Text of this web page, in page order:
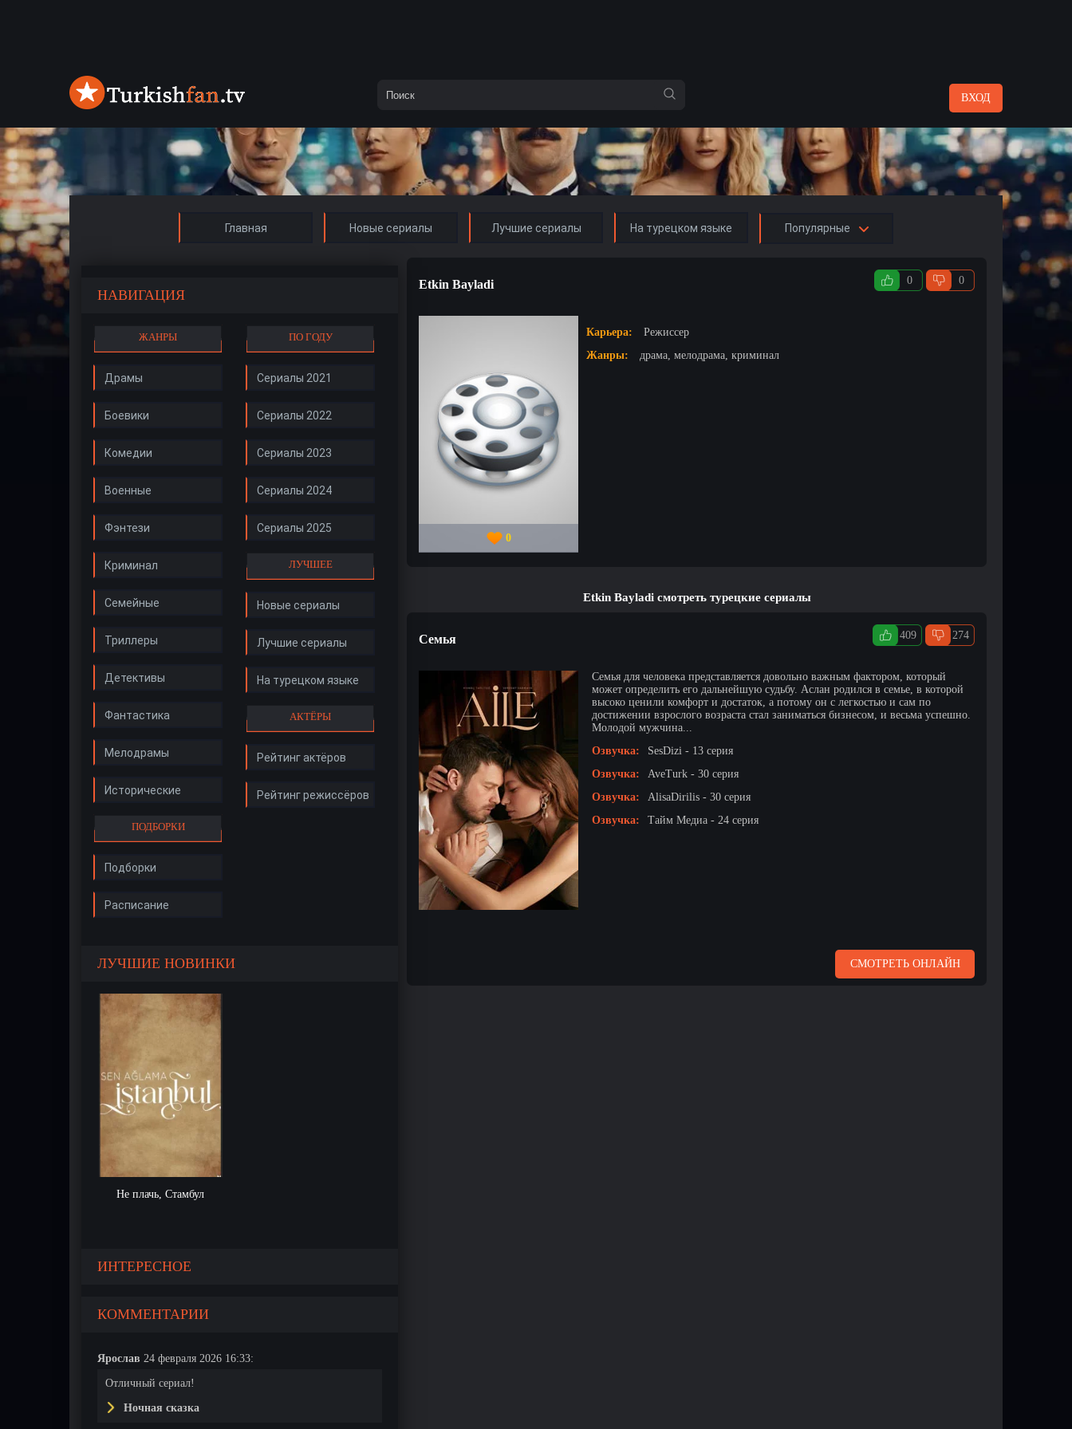
ВХОД
Главная Новые сериалы Лучшие сериалы На турецком языке Популярные
НАВИГАЦИЯ
ЖАНРЫ
Драмы
Боевики
Комедии
Военные
Фэнтези
Криминал
Семейные
Триллеры
Детективы
Фантастика
Мелодрамы
Исторические
ПОДБОРКИ
Подборки
Расписание
ПО ГОДУ
Сериалы 2021
Сериалы 2022
Сериалы 2023
Сериалы 2024
Сериалы 2025
ЛУЧШЕЕ
Новые сериалы
Лучшие сериалы
На турецком языке
АКТЁРЫ
Рейтинг актёров
Рейтинг режиссёров
ЛУЧШИЕ НОВИНКИ
Не плачь, Стамбул
ИНТЕРЕСНОЕ
КОММЕНТАРИИ
Ярослав 24 февраля 2026 16:33:
Отличный сериал!
Ночная сказка
Etkin Bayladi 0 0
0
Карьера:
Режиссер
Жанры:
драма, мелодрама, криминал
Etkin Bayladi смотреть турецкие сериалы
Семья 409 274
Семья для человека представляется довольно важным фактором, который
может определить его дальнейшую судьбу. Аслан родился в семье, в которой
высоко ценили комфорт и достаток, а потому он с легкостью и сам по
достижении взрослого возраста стал заниматься бизнесом, и весьма успешно.
Молодой мужчина...
Озвучка:
SesDizi - 13 серия
Озвучка:
AveTurk - 30 серия
Озвучка:
AlisaDirilis - 30 серия
Озвучка:
Тайм Медиа - 24 серия
СМОТРЕТЬ ОНЛАЙН